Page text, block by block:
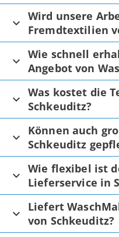
Wird unsere
Fremdtextilien
Wie schnell
Angebot von
Was kostet die
Schkeuditz?
Können auch
Schkeuditz
Wie flexibel ist
Lieferservice in
Liefert
von Schkeuditz?